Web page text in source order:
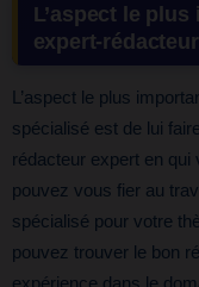
L’aspect le
expert-rédacteur
L’aspect le plus
spécialisé est de lui
rédacteur expert en
pouvez vous fier au
spécialisé pour votre
pouvez trouver le bon